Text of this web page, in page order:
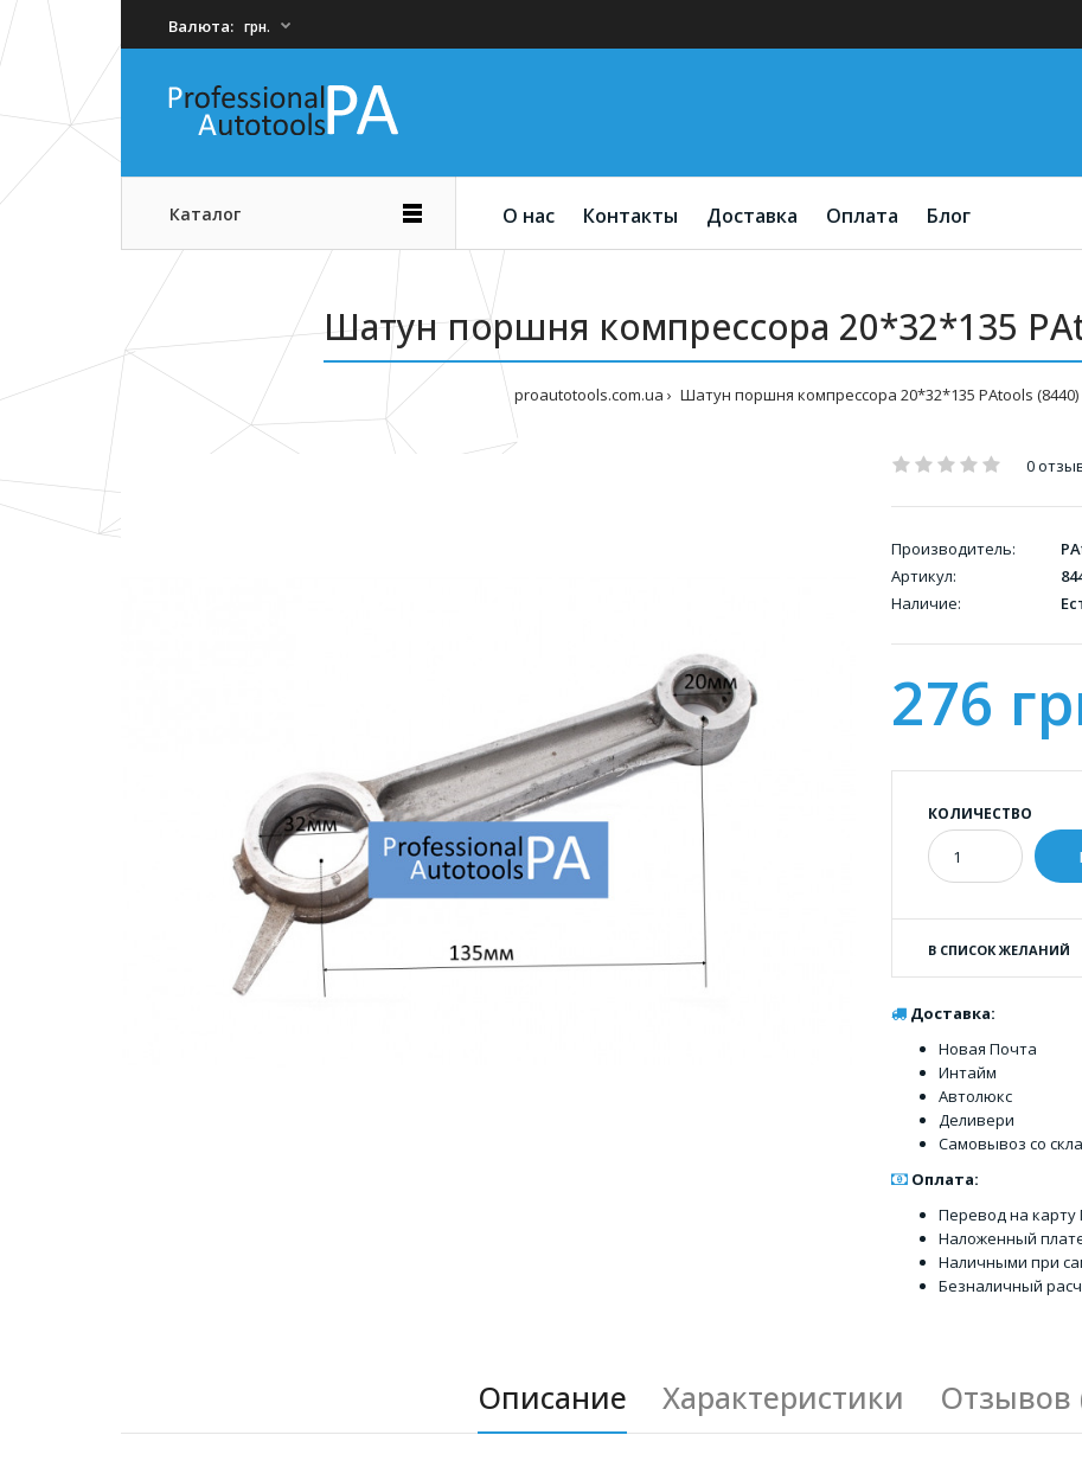
Валюта: грн.
Каталог О нас Контакты Доставка Оплата Блог
Шатун поршня компрессора 20*32*135
proautotools.com.ua Шатун поршня компрессора 20*32*135 PAtools (8440)
0
Производитель:
Артикул:
Наличие:
276
КОЛИЧЕСТВО
В СПИСОК ЖЕЛАНИЙ
Доставка:
Новая Почта
Интайм
Автолюкс
Деливери
Самовывоз со
Оплата:
Перевод на карту
Наложенный
Наличными при
Безналичный
Описание Характеристики Отзывов